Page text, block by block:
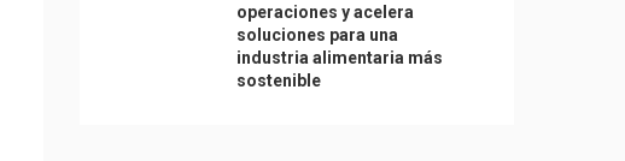
operaciones y acelera
soluciones para una
industria alimentaria más
sostenible